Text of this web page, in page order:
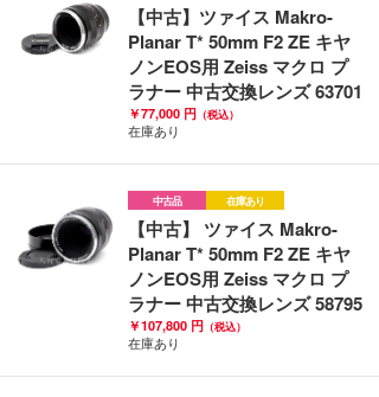
【中古】ツァイス Makro-
Planar T* 50mm F2 ZE キヤ
ノンEOS用 Zeiss マクロ プ
ラナー 中古交換レンズ 63701
￥77,000 円 （税込）
在庫あり
中古品 在庫あり
【中古】 ツァイス Makro-
Planar T* 50mm F2 ZE キヤ
ノンEOS用 Zeiss マクロ プ
ラナー 中古交換レンズ 58795
￥107,800 円 （税込）
在庫あり